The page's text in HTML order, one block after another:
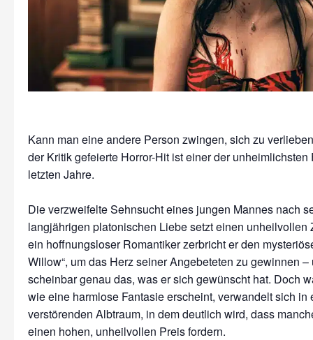
Kann man eine andere Person zwingen, sich zu
der Kritik gefeierte Horror-Hit ist einer der unheimlichsten
letzten Jahre.
Die verzweifelte Sehnsucht eines jungen Mannes nach
langjährigen platonischen Liebe setzt einen unheilvollen
ein hoffnungsloser Romantiker zerbricht er den
Willow“, um das Herz seiner Angebeteten zu gewinnen –
scheinbar genau das, was er sich gewünscht hat. Doch
wie eine harmlose Fantasie erscheint, verwandelt sich in
verstörenden Albtraum, in dem deutlich wird, dass
einen hohen, unheilvollen Preis fordern.